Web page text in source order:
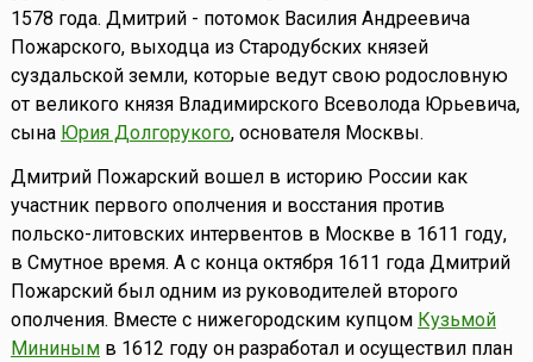
1578 года. Дмитрий - потомок Василия Андреевича
Пожарского, выходца из Стародубских князей
суздальской земли, которые ведут свою родословную
от великого князя Владимирского Всеволода Юрьевича,
сына Юрия Долгорукого, основателя Москвы.
Дмитрий Пожарский вошел в историю России как
участник первого ополчения и восстания против
польско-литовских интервентов в Москве в 1611 году,
в Смутное время. А с конца октября 1611 года Дмитрий
Пожарский был одним из руководителей второго
ополчения. Вместе с нижегородским купцом Кузьмой
Мининымв 1612 году он разработал и осуществил план